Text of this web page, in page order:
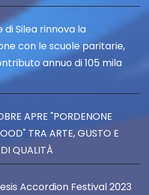
di Silea rinnova la
con le scuole paritarie,
annuo di 105 mila
APRE "PORDENONE
TRA ARTE, GUSTO E
QUALITÀ
Accordion Festival 2023